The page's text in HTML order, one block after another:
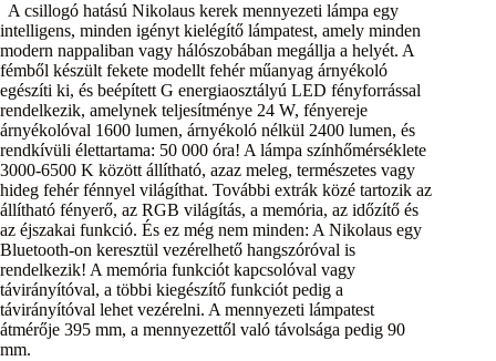
A csillogó hatású Nikolaus kerek mennyezeti lámpa egy
intelligens, minden igényt kielégítő lámpatest, amely minden
modern nappaliban vagy hálószobában megállja a helyét. A
fémből készült fekete modellt fehér műanyag árnyékoló
egészíti ki, és beépített G energiaosztályú LED fényforrással
rendelkezik, amelynek teljesítménye 24 W, fényereje
árnyékolóval 1600 lumen, árnyékoló nélkül 2400 lumen, és
rendkívüli élettartama: 50 000 óra! A lámpa színhőmérséklete
3000-6500 K között állítható, azaz meleg, természetes vagy
hideg fehér fénnyel világíthat. További extrák közé tartozik az
állítható fényerő, az RGB világítás, a memória, az időzítő és
az éjszakai funkció. És ez még nem minden: A Nikolaus egy
Bluetooth-on keresztül vezérelhető hangszóróval is
rendelkezik! A memória funkciót kapcsolóval vagy
távirányítóval, a többi kiegészítő funkciót pedig a
távirányítóval lehet vezérelni. A mennyezeti lámpatest
átmérője 395 mm, a mennyezettől való távolsága pedig 90
mm.